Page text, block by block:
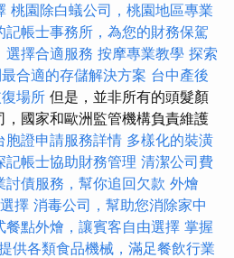
桃園除白蟻公司，桃園地區專業
記帳士事務所，為您的財務保駕
選擇合適服務 按摩專業教學 探索
合適的存儲解決方案 台中產後
場所 但是，並非所有的頭髮顏
國家和歐洲監管機構負責維護
胞證申請服務詳情 多樣化的裝潢
記帳士協助財務管理 清潔公司費
討債服務，幫你追回欠款 外燴
擇 消毒公司，幫助您消除家中
餐點外燴，讓賓客自由選擇 掌握
供各類食品機械，滿足餐飲行業